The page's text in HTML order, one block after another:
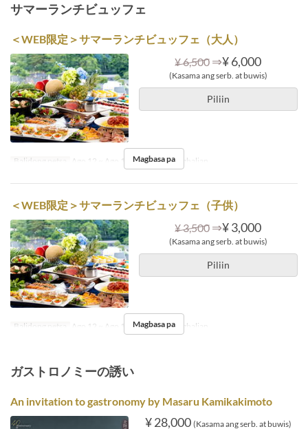
サマーランチビュッフェ
＜WEB限定＞サマーランチビュッフェ（大人）
¥ 6,500 ⇒¥ 6,000
(Kasama ang serb. at buwis)
Piliin
Balidong petsa Ago 12 ~ Ago 15 Pagkain Tanghalian
Magbasa pa
＜WEB限定＞サマーランチビュッフェ（子供）
¥ 3,500 ⇒¥ 3,000
(Kasama ang serb. at buwis)
Piliin
Balidong petsa Ago 12 ~ Ago 15 Pagkain Tanghalian
Magbasa pa
ガストロノミーの誘い
An invitation to gastronomy by Masaru Kamikakimoto
¥ 28,000 (Kasama ang serb. at buwis)